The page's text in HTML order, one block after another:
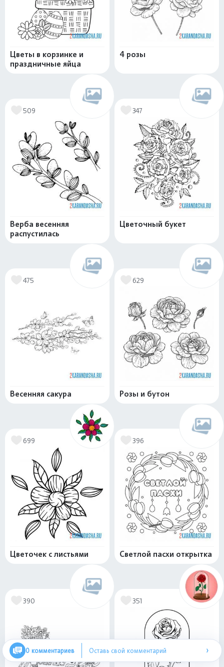
Цветы в корзинке и
праздничные яйца
4 розы
509
Верба весенняя
распустилась
347
Цветочный букет
475
Весенняя сакура
629
Розы и бутон
699
Цветочек с листьями
396
Светлой пасхи открытка
390 351
0 комментариев Оставь свой комментарий ›